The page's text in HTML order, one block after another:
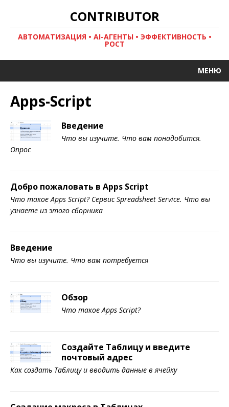
CONTRIBUTOR
АВТОМАТИЗАЦИЯ • AI-АГЕНТЫ • ЭФФЕКТИВНОСТЬ •
РОСТ
МЕНЮ
Apps-Script
Введение
Что вы изучите. Что вам понадобится.
Опрос
Добро пожаловать в Apps Script
Что такое Apps Script? Сервис Spreadsheet Service. Что вы
узнаете из этого сборника
Введение
Что вы изучите. Что вам потребуется
Обзор
Что такое Apps Script?
Создайте Таблицу и введите
почтовый адрес
Как создать Таблицу и вводить данные в ячейку